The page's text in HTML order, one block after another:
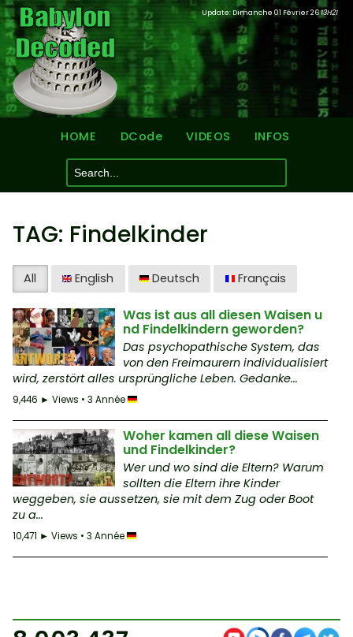
Update: Dimanche 01 Février 2613H21
HOME DCode VIDEOS INFOS
TAG: Findelkinder
All English Deutsch Français
Was ist aus all diesen Waisen u
nd Findelkindern geworden?
Das psychopathische System, das
von den Freimaurern individualisiert
wird, zerstört alles ursprüngliche Leben. Gedanke...
9,446 ► Views • 3 Année
Woher kamen all diese Waisen
und Findelkinder?
Wer und wo sind die Eltern? Warum
sollten die Eltern ihre Kinder
weggeben, sie aussetzen, sie mit dem Zug oder Boot
zu a...
10,471 ► Views • 3 Année